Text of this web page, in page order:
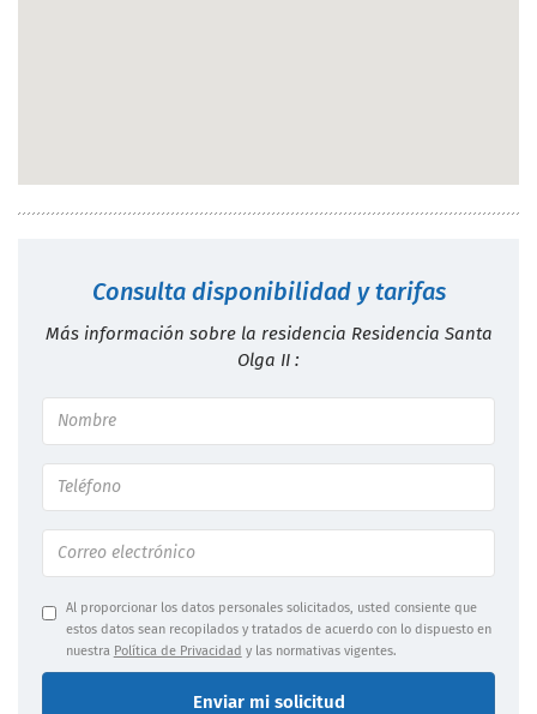
Consulta disponibilidad y tarifas
Más información sobre la residencia Residencia Santa
Olga II :
Al proporcionar los datos personales solicitados, usted consiente que
estos datos sean recopilados y tratados de acuerdo con lo dispuesto en
nuestra Política de Privacidad y las normativas vigentes.
Enviar mi solicitud